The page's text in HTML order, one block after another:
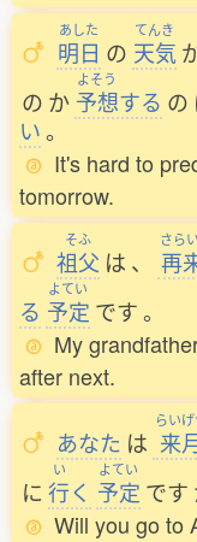
あした
明日 の
てんき
天気
の か
よそう
予想する の
い。
It's hard to
tomorrow.
そふ
祖父 は 、
さら
再
る
よてい
予定 です。
My
after next.
あなた は
らい
来
に
い
行く
よてい
予定 です
Will you go to